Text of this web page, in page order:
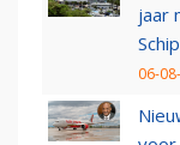
jaar
06-